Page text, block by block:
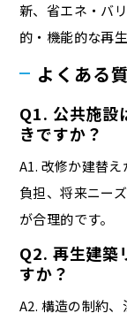
新、省エネ・バ
的・機能的な再
よくある
Q1. 公共施設
きですか？
A1. 改修か建替
負担、将来ニー
が合理的です。
Q2. 再生建築
すか？
A2. 構造の制約